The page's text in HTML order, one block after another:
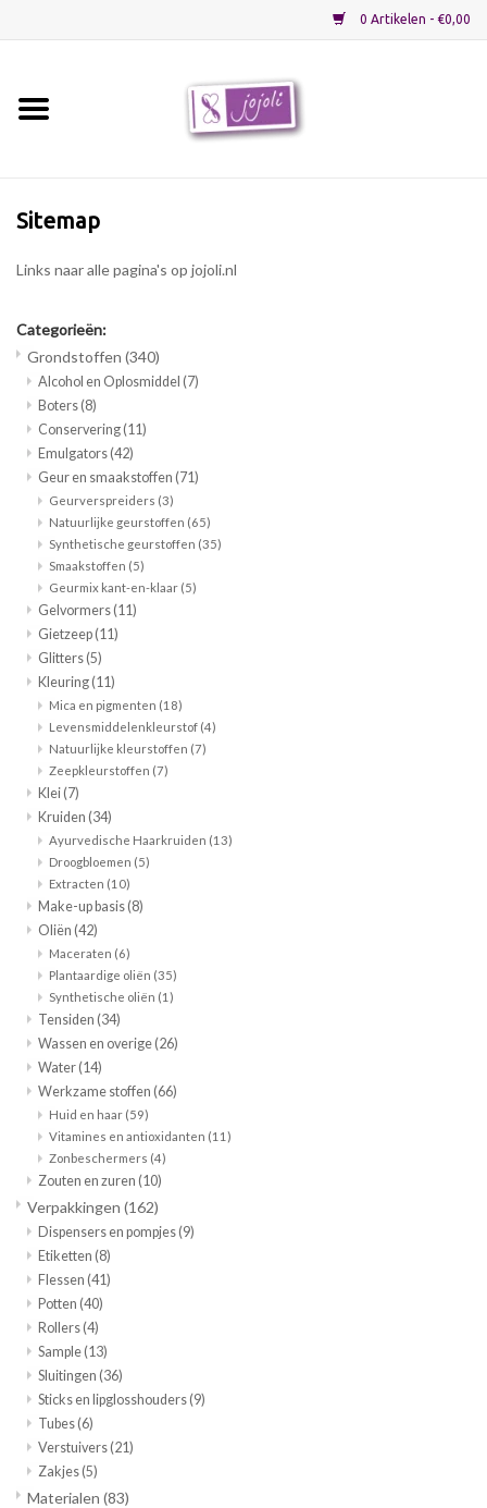
0 Artikelen - €0,00
Home
Verpakkingen
Startpakketten
Recepten
Sale
Cadeaubon
Zelf maken
Links
Sitemap
Links naar alle pagina's op jojoli.nl
Categorieën:
Grondstoffen (340)
Alcohol en Oplosmiddel (7)
Boters(8)
Conservering(11)
Emulgators(42)
Geur en smaakstoffen (71)
Geurverspreiders (3)
Natuurlijke geurstoffen (65)
Synthetische geurstoffen (35)
Smaakstoffen (5)
Geurmix kant-en-klaar (5)
Gelvormers(11)
Gietzeep(11)
Glitters(5)
Kleuring(11)
Mica en pigmenten (18)
Levensmiddelenkleurstof (4)
Natuurlijke kleurstoffen (7)
Zeepkleurstoffen (7)
Klei(7)
Kruiden (34)
Ayurvedische Haarkruiden (13)
Droogbloemen (5)
Extracten (10)
Make-up basis(8)
Oliën (42)
Maceraten (6)
Plantaardige oliën (35)
Synthetische oliën (1)
Tensiden (34)
Wassen en overige(26)
Water(14)
Werkzame stoffen (66)
Huid en haar (59)
Vitamines en antioxidanten (11)
Zonbeschermers (4)
Zouten en zuren (10)
Verpakkingen (162)
Dispensers en pompjes(9)
Etiketten (8)
Flessen (41)
Potten (40)
Rollers(4)
Sample(13)
Sluitingen (36)
Sticks en lipglosshouders(9)
Tubes(6)
Verstuivers(21)
Zakjes(5)
Materialen (83)